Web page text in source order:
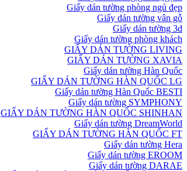
Giấy dán tường phòng ngủ đẹp
Giấy dán tường vân gỗ
Giấy dán tường 3d
Giấy dán tường phòng khách
GIẤY DÁN TƯỜNG LIVING
GIẤY DÁN TƯỜNG XAVIA
Giấy dán tường Hàn Quốc
GIẤY DÁN TƯỜNG HÀN QUỐC LG
Giấy dán tường Hàn Quốc BESTI
Giấy dán tường SYMPHONY
GIẤY DÁN TƯỜNG HÀN QUỐC SHINHAN
Giấy dán tường DreamWorld
GIẤY DÁN TƯỜNG HÀN QUỐC FT
Giấy dán tường Hera
Giấy dán tường EROOM
Giấy dán tường DARAE